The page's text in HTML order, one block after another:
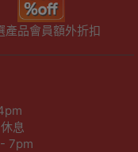
產品會員額外折扣
息
7pm